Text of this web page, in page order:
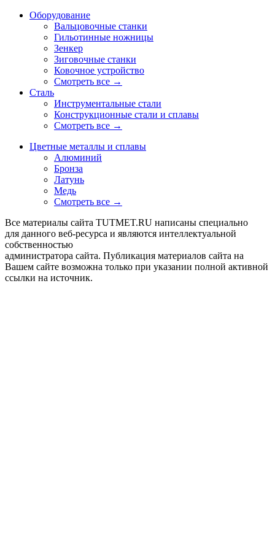
Оборудование
Вальцовочные станки
Гильотинные ножницы
Зенкер
Зиговочные станки
Ковочное устройство
Смотреть все →
Сталь
Инструментальные стали
Конструкционные стали и сплавы
Смотреть все →
Цветные металлы и сплавы
Алюминий
Бронза
Латунь
Медь
Смотреть все →
Все материалы сайта TUTMET.RU написаны специально
для данного веб-ресурса и являются интеллектуальной
собственностью
администратора сайта. Публикация материалов сайта на
Вашем сайте возможна только при указании полной активной
ссылки на источник.